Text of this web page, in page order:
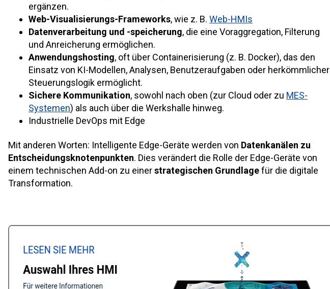
ergänzen.
Web-Visualisierungs-Frameworks, wie z. B. Web-HMIs
Datenverarbeitung und -speicherung, die eine Voraggregation, Filterung
und Anreicherung ermöglichen.
Anwendungshosting, oft über Containerisierung (z. B. Docker), das den
Einsatz von KI-Modellen, Analysen, Benutzeraufgaben oder herkömmlicher
Steuerungslogik ermöglicht.
Sichere Kommunikation, sowohl nach oben (zur Cloud oder zu MES-
Systemen) als auch über die Werkshalle hinweg.
Industrielle DevOps mit Edge
Mit anderen Worten: Intelligente Edge-Geräte werden von Datenkanälen zu
Entscheidungsknotenpunkten. Dies verändert die Rolle der Edge-Geräte von
einem technischen Add-on zu einerstrategischen Grundlagefür die digitale
Transformation.